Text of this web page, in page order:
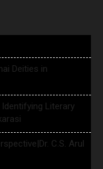
Deities in
Literary
C.S. Arul